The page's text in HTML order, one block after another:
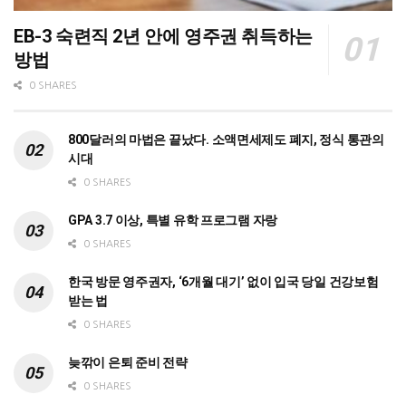
EB-3 숙련직 2년 안에 영주권 취득하는
방법
0 SHARES
800달러의 마법은 끝났다. 소액면세제도 폐지, 정식 통관의
시대
0 SHARES
GPA 3.7 이상, 특별 유학 프로그램 자랑
0 SHARES
한국 방문 영주권자, ‘6개월 대기’ 없이 입국 당일 건강보험
받는 법
0 SHARES
늦깎이 은퇴 준비 전략
0 SHARES